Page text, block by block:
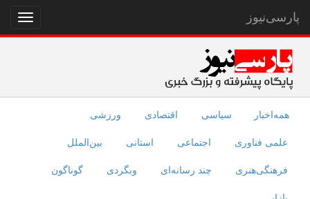
نمایش
منو
پارسی‌نیوز
همه‌اخبار سیاسی اقتصادی ورزشی
علمی فناوری اجتماعی استانی بین‌الملل
فرهنگی‌هنری چند رسانه‌ای وبگردی گوناگون